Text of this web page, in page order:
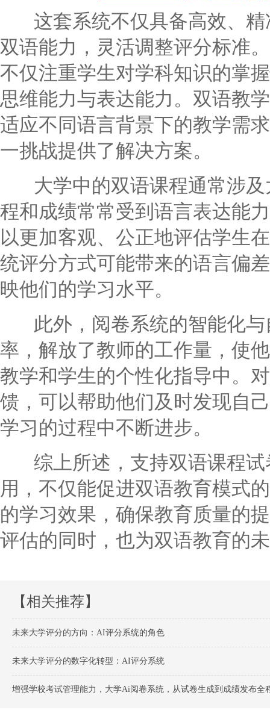
这套系统不仅具备高效、精
双语能力，灵活调整评分标准
不仅注重学生对学科知识的掌
思维能力与表达能力。双语教
适应不同语言背景下的教学需
一挑战提供了解决方案。
大学中的双语课程通常涉及
程和成绩常常受到语言表达能
以更加客观、公正地评估学生
统评分方式可能带来的语言偏
映他们的学习水平。
此外，阅卷系统的智能化与
率，解放了教师的工作量，使
教学和学生的个性化指导中。
馈，可以帮助他们及时发现自
学习的过程中不断进步。
综上所述，支持双语课程试
用，不仅能促进双语教育模式
的学习效果，确保教育质量的
评估的同时，也为双语教育的
【相关推荐】
未来大学评分的方向：AI评分系统的角色
未来大学评分的数字化转型：AI评分系统
增强学校考试管理能力，大学Ai阅卷系统，从试卷生成到成绩发布全